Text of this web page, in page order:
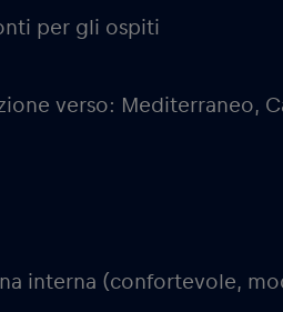
per gli ospiti
verso: Mediterraneo,
interna (confortevole,